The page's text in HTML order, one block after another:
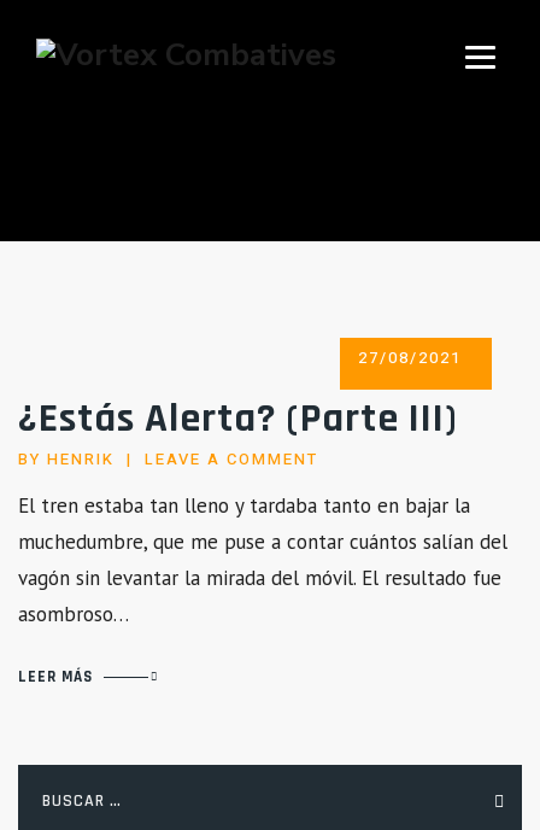
TAG ARCHIVES:
¿Estás Alerta? (Parte III)
POSTED
ON
27/08/2021
BY HENRIK LEAVE A COMMENT
El tren estaba tan lleno y tardaba tanto en bajar la
muchedumbre, que me puse a contar cuántos salían del
vagón sin levantar la mirada del móvil. El resultado fue
asombroso…
LEER MÁS